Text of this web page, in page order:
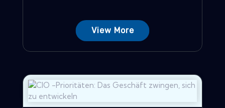
View More